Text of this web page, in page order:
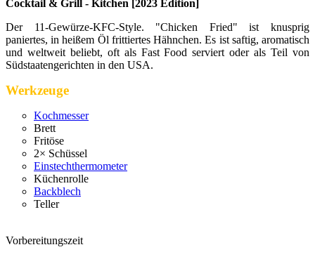
Cocktail & Grill - Kitchen [2023 Edition]
Der 11-Gewürze-KFC-Style. "Chicken Fried" ist knusprig
paniertes, in heißem Öl frittiertes Hähnchen. Es ist saftig, aromatisch
und weltweit beliebt, oft als Fast Food serviert oder als Teil von
Südstaatengerichten in den USA.
Werkzeuge
Kochmesser
Brett
Fritöse
2× Schüssel
Einstechthermometer
Küchenrolle
Backblech
Teller
Vorbereitungszeit